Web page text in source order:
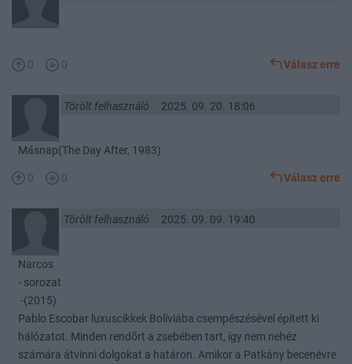
0 0 Válasz erre
Törölt felhasználó 2025. 09. 20. 18:06
Másnap(The Day After, 1983)
0 0 Válasz erre
Törölt felhasználó 2025. 09. 09. 19:40
Narcos
- sorozat
-(2015)
Pablo Escobar luxuscikkek Bolíviába csempészésével épített ki
hálózatot. Minden rendőrt a zsebében tart, így nem nehéz
számára átvinni dolgokat a határon. Amikor a Patkány becenévre